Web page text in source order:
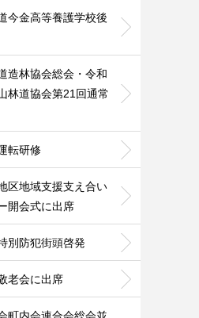
今金高等養護学校後
造林協会総会・令和
林道協会第21回通常
転研修
区地域支援支え合い
開会式に出席
別防犯街頭啓発
老会に出席